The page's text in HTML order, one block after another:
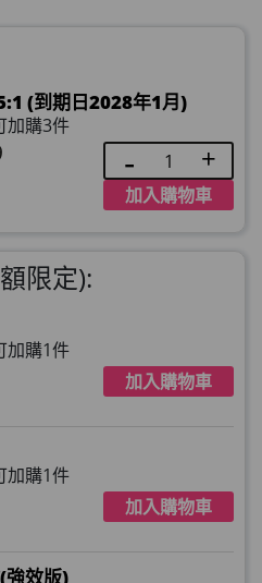
男補精力丸5:1 (到期日2028年1月)
加購3件
加入購物車
限定):
加購1件
加入購物車
加購1件
加入購物車
強效版)